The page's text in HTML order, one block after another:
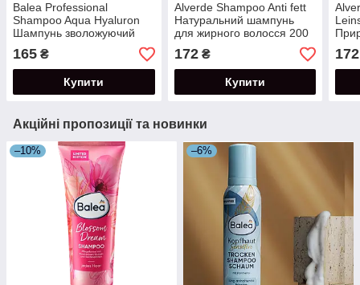
Balea Professional
Shampoo Aqua Hyaluron
Шампунь зволожуючий
для сухого волосся з
гіалуроном та алое віра
250 мл
165 ₴
Купити
Alverde Shampoo Anti fett
Натуральний шампунь
для жирного волосся 200
мл
172₴
Купити
мл
172
Акційні пропозиції та новинки
–10% –6%